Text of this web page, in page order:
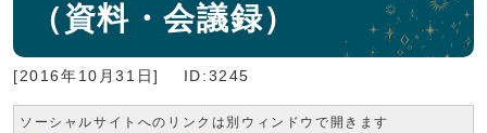
（資料・会議録）
[2016年10月31日] ID:3245
ソーシャルサイトへのリンクは別ウィンドウで開きます